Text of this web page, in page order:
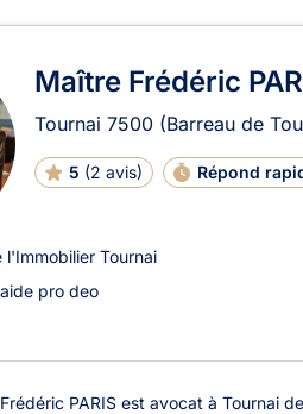
Droit de
Maître Frédéric
Tournai 7500 (Barreau de
5 (2 avis) Répond
Tournai
pro deo
PARIS est avocat à Tournai